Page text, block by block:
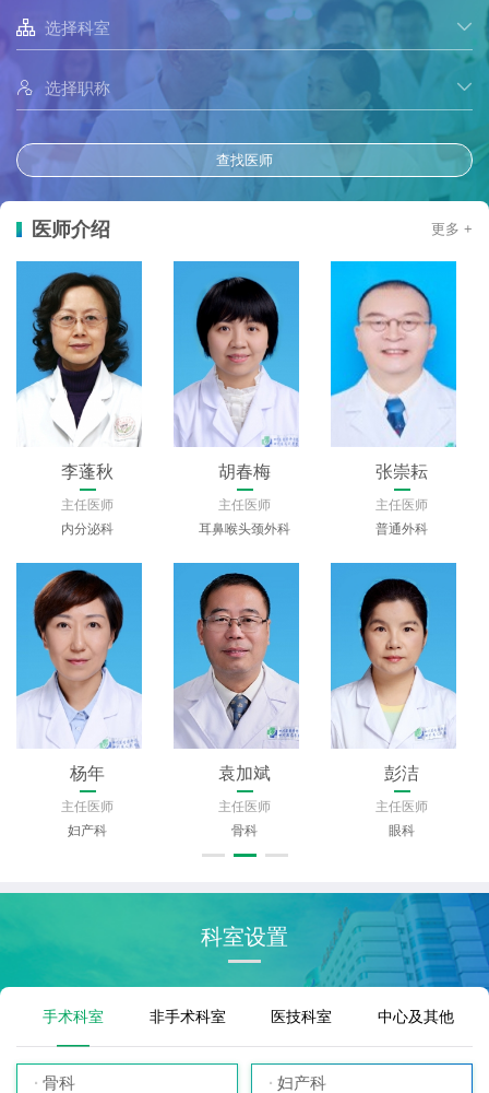


查找医师
医师介绍 更多 +
李蓬秋
主任医师
内分泌科
胡春梅
主任医师
耳鼻喉头颈外科
张崇耘
主任医师
普通外科
杨年
主任医师
妇产科
袁加斌
主任医师
骨科
彭洁
主任医师
眼科
科室设置
手术科室 非手术科室 医技科室 中心及其他
骨科 妇产科